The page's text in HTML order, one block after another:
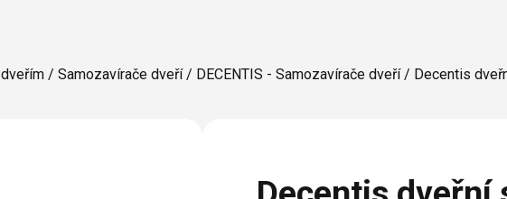
Ocelová okna a dveře Rolety
/ Samozavírače dveří / DECENTIS - Samozavírače dveří / Decentis